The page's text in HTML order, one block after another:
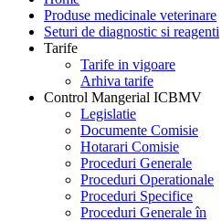
Produse medicinale veterinare
Seturi de diagnostic si reagenti
Tarife
Tarife in vigoare
Arhiva tarife
Control Mangerial ICBMV
Legislatie
Documente Comisie
Hotarari Comisie
Proceduri Generale
Proceduri Operationale
Proceduri Specifice
Proceduri Generale în